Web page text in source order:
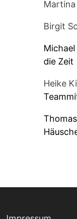
Martina
Birgit
die Zeit
Heike